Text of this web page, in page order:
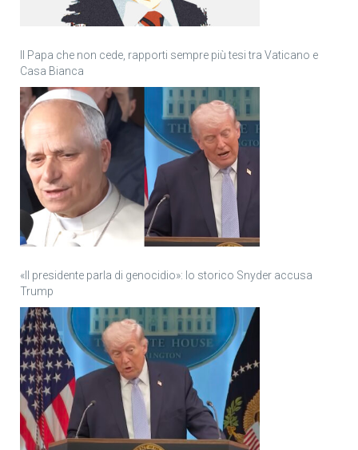
Il Papa che non cede, rapporti sempre più tesi tra Vaticano e
Casa Bianca
«Il presidente parla di genocidio»: lo storico Snyder accusa
Trump